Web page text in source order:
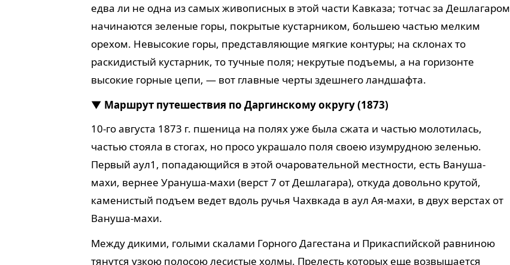
едва ли не одна из самых живописных в этой части Кавказа; тотчас за Дешлагаром
начинаются зеленые горы, покрытые кустарником, большею частью мелким
орехом. Невысокие горы, представляющие мягкие контуры; на склонах то
раскидистый кустарник, то тучные поля; некрутые подъемы, а на горизонте
высокие горные цепи, — вот главные черты здешнего ландшафта.
Маршрут путешествия по Даргинскому округу (1873)
10-го августа 1873 г. пшеница на полях уже была сжата и частью молотилась,
частью стояла в стогах, но просо украшало поля своею изумрудною зеленью.
Первый аул1 , попадающийся в этой очаровательной местности, есть Вануша-
махи, вернее Урануша-махи (верст 7 от Дешлагара), откуда довольно крутой,
каменистый подъем ведет вдоль ручья Чахвкада в аул Ая-махи, в двух верстах от
Вануша-махи.
Между дикими, голыми скалами Горного Дагестана и Прикаспийской равниною
тянутся узкою полосою лесистые холмы. Прелесть которых еще возвышается